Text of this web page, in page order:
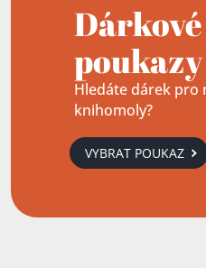
Dárkové
poukazy
Hledáte dárek pro
knihomoly?
VYBRAT POUKAZ